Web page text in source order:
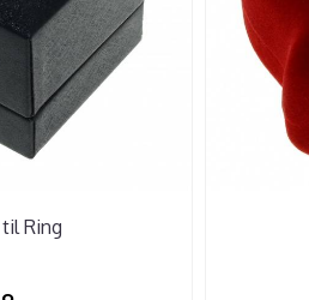
Ring